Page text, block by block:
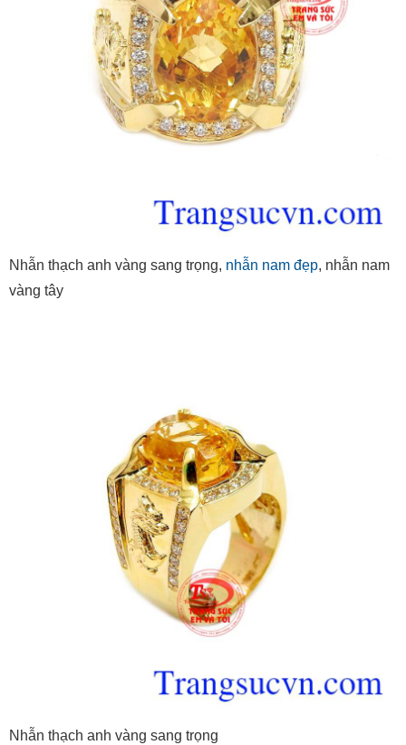
Nhẫn thạch anh vàng sang trọng, nhẫn nam đẹp, nhẫn nam
vàng tây
Nhẫn thạch anh vàng sang trọng